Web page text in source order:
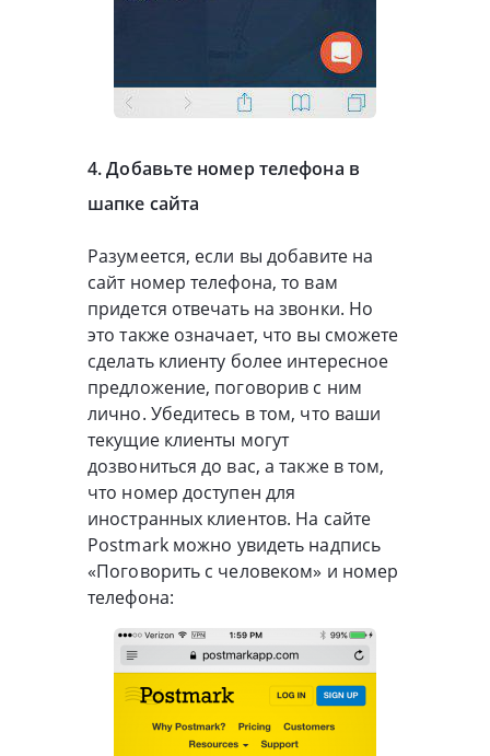
4. Добавьте номер телефона в
шапке сайта
Разумеется, если вы добавите на
сайт номер телефона, то вам
придется отвечать на звонки. Но
это также означает, что вы сможете
сделать клиенту более интересное
предложение, поговорив с ним
лично. Убедитесь в том, что ваши
текущие клиенты могут
дозвониться до вас, а также в том,
что номер доступен для
иностранных клиентов. На сайте
Postmark можно увидеть надпись
«Поговорить с человеком» и номер
телефона: